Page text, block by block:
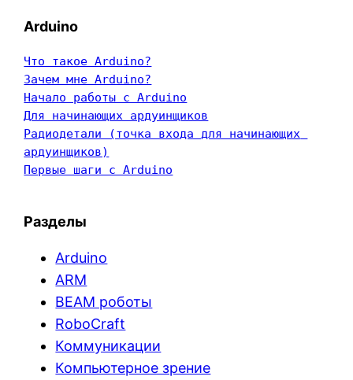
Arduino
Что такое Arduino?
Зачем мне Arduino?
Начало работы с Arduino
Для начинающих ардуинщиков
Радиодетали (точка входа для начинающих
ардуинщиков)
Первые шаги с Arduino
Разделы
Arduino
ARM
BEAM роботы
RoboCraft
Коммуникации
Компьютерное зрение